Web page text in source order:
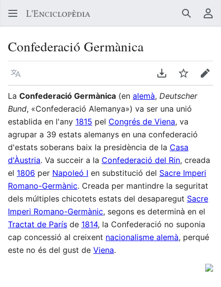
Buscar
Confederació Germànica
Llegir en un atre idioma Descarregar en
Vigilar
La Confederació Germànica (en alemà, Deutscher
Bund, «Confederació Alemanya») va ser una unió
establida en l'any 1815 pel Congrés de Viena, va
agrupar a 39 estats alemanys en una confederació
d'estats soberans baix la presidència de la Casa
d'Àustria. Va succeir a la Confederació del Rin, creada
el 1806 per Napoleó I en substitució del Sacre Imperi
Romano-Germànic. Creada per mantindre la seguritat
dels múltiples chicotets estats del desaparegut Sacre
Imperi Romano-Germànic, segons es determinà en el
Tractat de París de 1814, la Confederació no suponia
cap concessió al creixent nacionalisme alemà, perqué
este no és del gust de Viena.